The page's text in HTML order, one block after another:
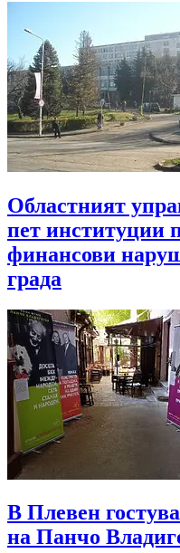
Областният
пет институции
финансови
града
В Плевен
на Панчо